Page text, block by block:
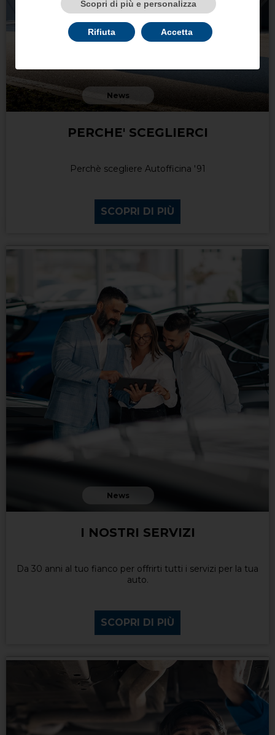
News
PERCHE' SCEGLIERCI
Perchè scegliere Autofficina '91
SCOPRI DI PIÙ
News
I NOSTRI SERVIZI
Da 30 anni al tuo fianco per offrirti tutti i servizi per la tua
auto.
SCOPRI DI PIÙ
Scopri di più e personalizza
Rifiuta Accetta